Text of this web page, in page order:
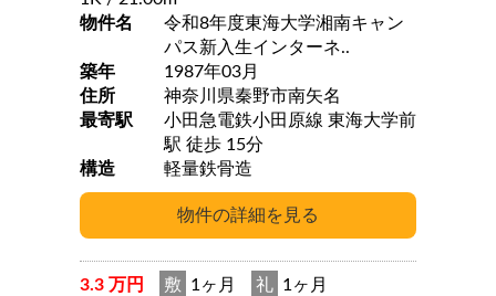
物件名
令和8年度東海大学湘南キャン
パス新入生インターネ..
築年
1987年03月
住所
神奈川県秦野市南矢名
最寄駅
小田急電鉄小田原線 東海大学前
駅 徒歩 15分
構造
軽量鉄骨造
3.3 万円 敷 1ヶ月 礼 1ヶ月